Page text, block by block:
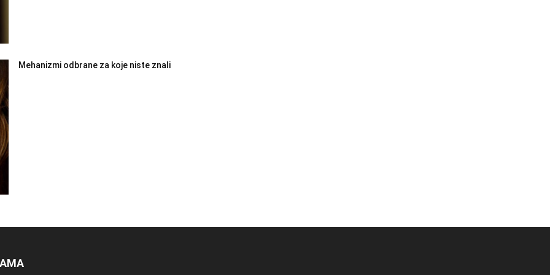
Mehanizmi odbrane za koje niste znali